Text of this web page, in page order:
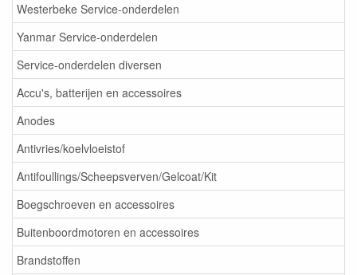
Westerbeke Service-onderdelen
Yanmar Service-onderdelen
Service-onderdelen diversen
Accu's, batterijen en accessoires
Anodes
Antivries/koelvloeistof
Antifoullings/Scheepsverven/Gelcoat/Kit
Boegschroeven en accessoires
Buitenboordmotoren en accessoires
Brandstoffen